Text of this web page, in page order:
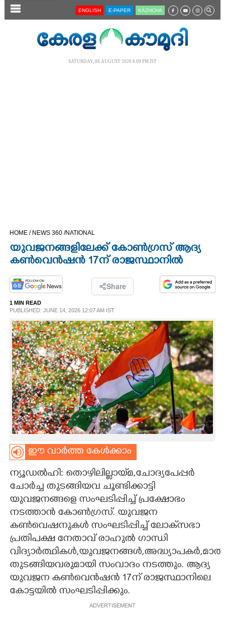
SECTIONS
CINEMA
OPINION
PHOTOS
LIFESTYLE
SPIRITUAL
INFO+
ART
CARTOONS
LITERATURE
ZOOM
CONTACT US
ENGLISH E-PAPER KĀZHCHA
SATURDAY, 08 AUGUST 2026 8.09 PM IST
HOME / NEWS 360 /NATIONAL
യുവജനങ്ങളിലേക്ക് കോൺഗ്രസ് ആദ്യ
കൺവെൻഷൻ 17ന് രാജസ്ഥാനിൽ
Share
1 MIN READ
PUBLISHED: JUNE 14, 2026 12:07 AM IST
ഈ വാർത്ത കേൾക്കാം
ന്യൂ‌ഡൽഹി: തൊഴിലില്ലായ്‌മ,​ചോദ്യപേപ്പ‌ർ
ചോർച്ച തുടങ്ങിയവ ചൂണ്ടിക്കാട്ടി
യുവജനങ്ങളെ സംഘടിപ്പിച്ച് പ്രക്ഷോഭം
നടത്താൻ കോൺഗ്രസ്. യുവജന
കൺവെഷനുകൾ സംഘടിപ്പിച്ച് ലോക്‌സഭാ
പ്രതിപക്ഷ നേതാവ് രാഹുൽ ഗാന്ധി
തുടങ്ങിയവരുമായി സംവാദം നടത്തും. ആദ്യ
യുവജന കൺവെൻഷൻ 17ന് രാജസ്ഥാനിലെ
കോട്ടയിൽ സംഘടിപ്പിക്കും.
ADVERTISEMENT